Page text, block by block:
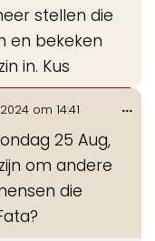
stellen die
en bekeken
in. Kus
om 14:41
25 Aug,
om andere
die
...